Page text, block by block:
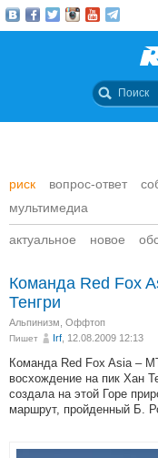
риск вопрос-ответ
мультимедиа
актуальное новое
Команда Red Fox
Тенгри
Альпинизм Оффтоп
Пишет Irf , 12.08.2009 12:13
Команда Red Fox Asia –
восхождение на пик Хан
создала на этой Горе
маршрут, пройденный Б.